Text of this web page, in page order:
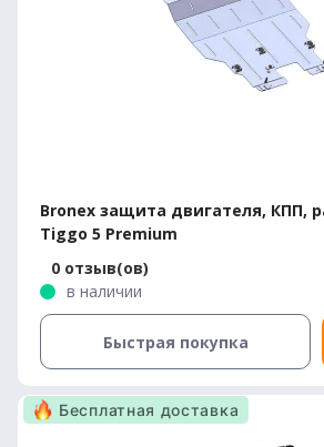
Bronex защита двигателя, КПП,
Tiggo 5 Premium
0 отзыв(ов)
в наличии
Быстрая покупка
Бесплатная доставка